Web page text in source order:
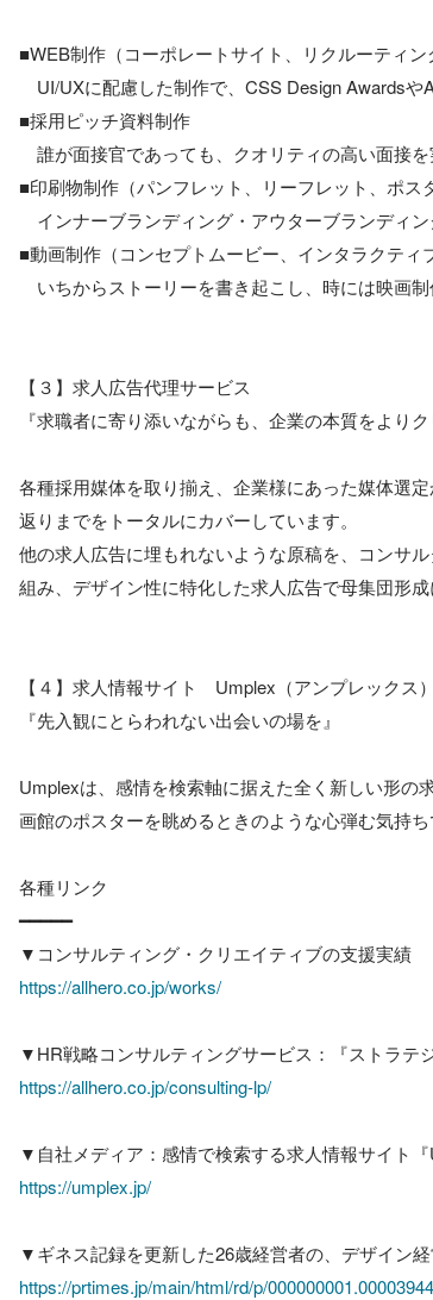
■WEB制作（コーポレートサイト、リクルーティン
UI/UXに配慮した制作で、CSS Design Awardsや
■採用ピッチ資料制作
誰が面接官であっても、クオリティの高い面接を
■印刷物制作（パンフレット、リーフレット、ポス
インナーブランディング・アウターブランディン
■動画制作（コンセプトムービー、インタラクティ
いちからストーリーを書き起こし、時には映画制
【３】求人広告代理サービス
『求職者に寄り添いながらも、企業の本質をより
各種採用媒体を取り揃え、企業様にあった媒体選
返りまでをトータルにカバーしています。
他の求人広告に埋もれないような原稿を、コンサ
組み、デザイン性に特化した求人広告で母集団形成
【４】求人情報サイト　Umplex（アンプレックス）
『先入観にとらわれない出会いの場を』
Umplexは、感情を検索軸に据えた全く新しい形
画館のポスターを眺めるときのような心弾む気持
各種リンク
━━━━━
https://allhero.co.jp/works/
https://allhero.co.jp/consulting-lp/
https://umplex.jp/
https://prtimes.jp/main/html/rd/p/